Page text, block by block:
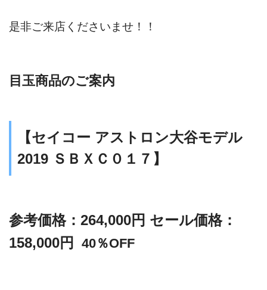
是非ご来店くださいませ！！
目玉商品のご案内
【セイコー アストロン大谷モデル
2019 ＳＢＸＣ０１７】
参考価格：264,000円 セール価格：
158,000円
40％OFF